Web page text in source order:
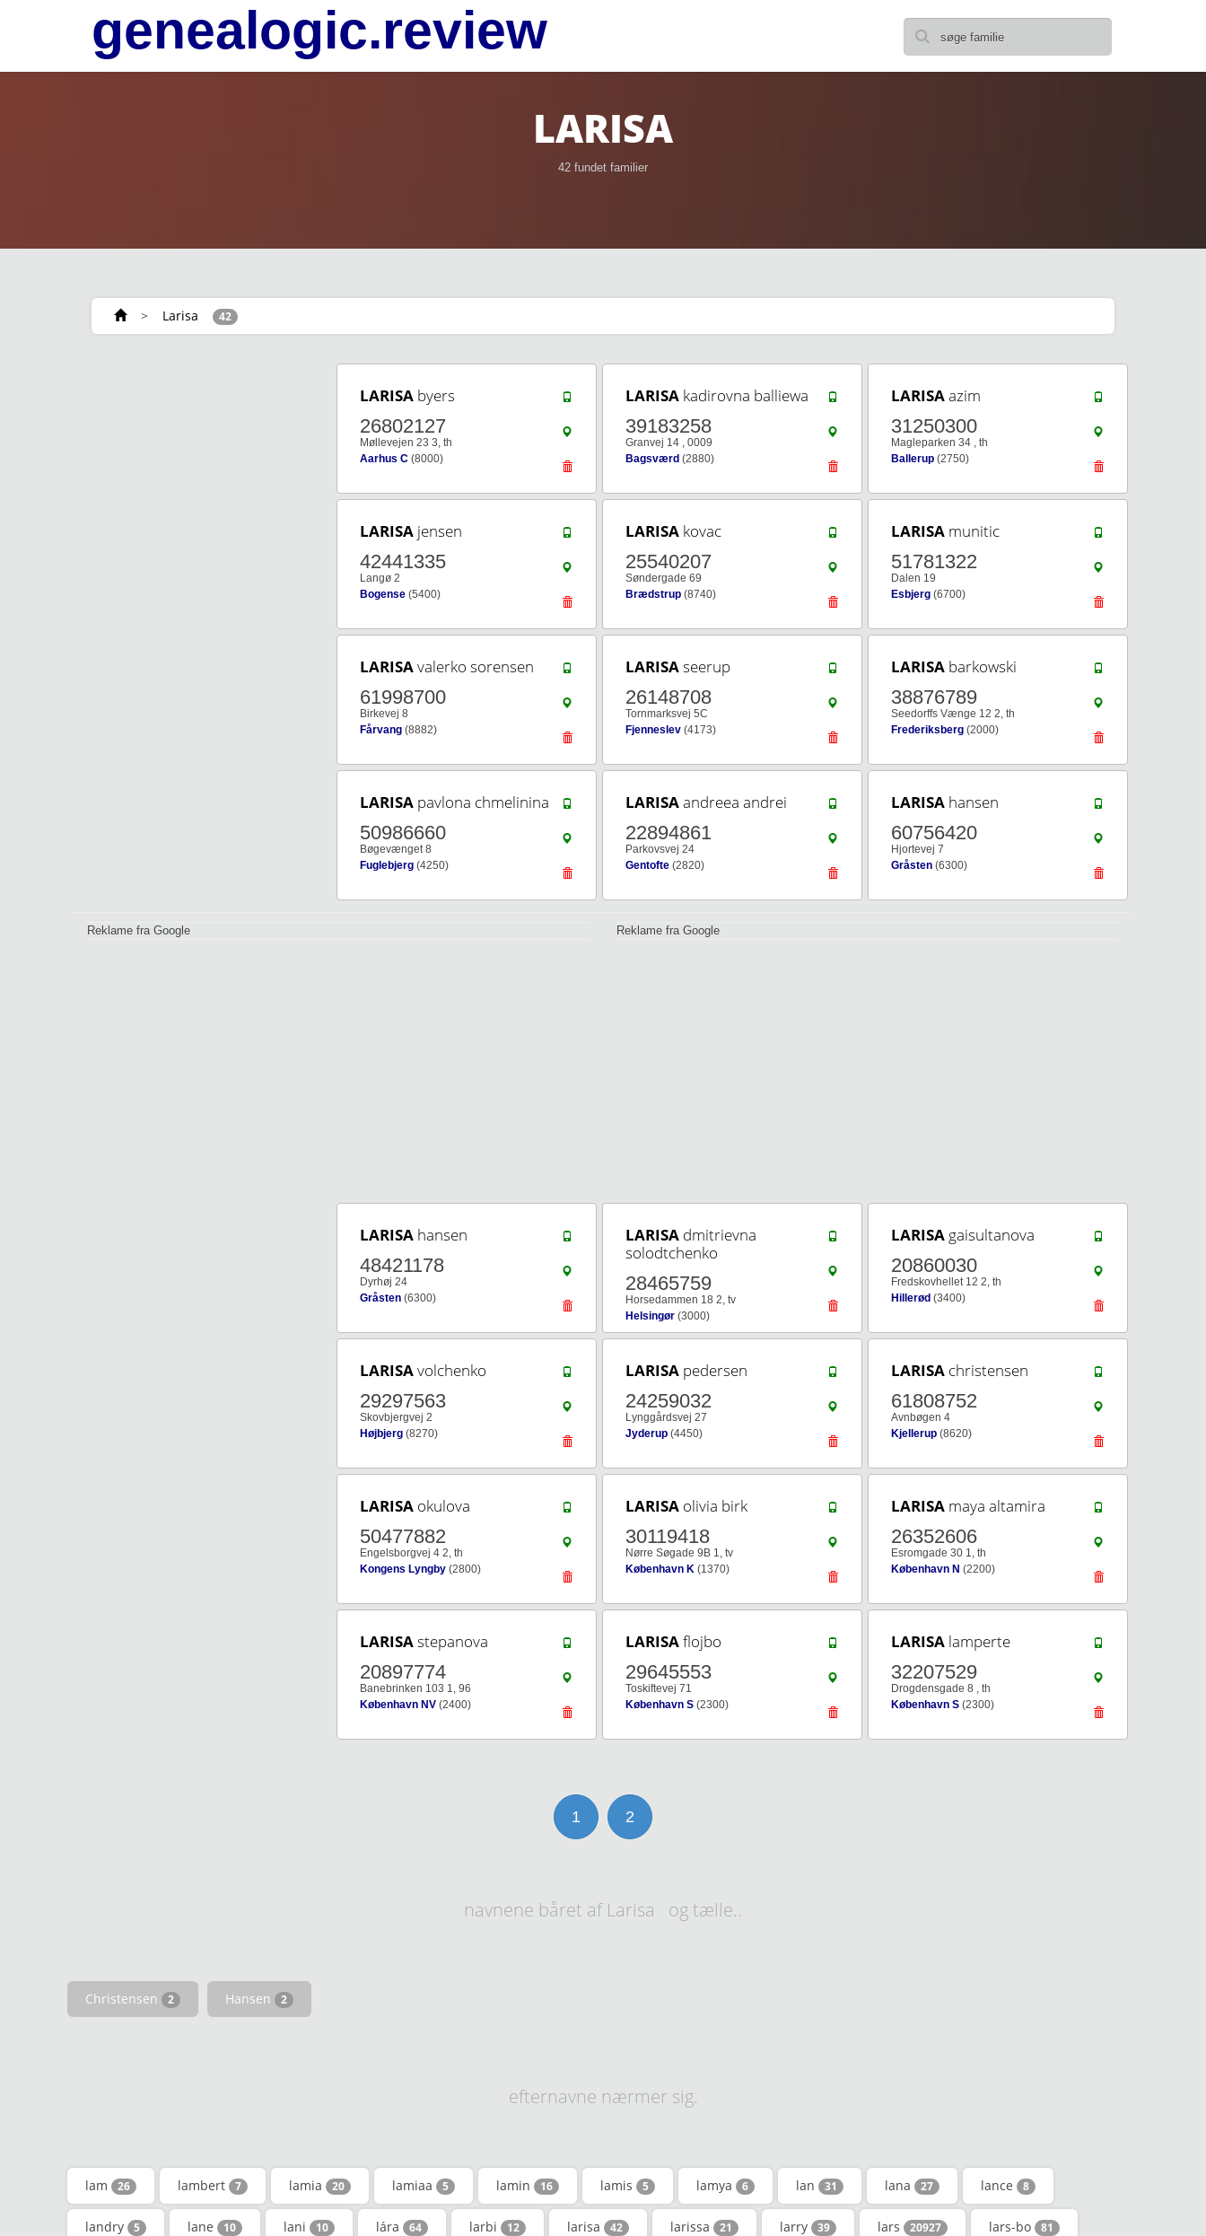
genealogic.review
LARISA
42 fundet familier
> Larisa 42
LARISA byers
26802127
Møllevejen 23 3, th
Aarhus C (8000)
LARISA kadirovna balliewa
39183258
Granvej 14 , 0009
Bagsværd (2880)
LARISAazim
31250300
Magleparken 34 , th
Ballerup (2750)
LARISA jensen
42441335
Langø 2
Bogense (5400)
LARISA kovac
25540207
Søndergade 69
Brædstrup (8740)
LARISA munitic
51781322
Dalen 19
Esbjerg (6700)
LARISAvalerko sorensen
61998700
Birkevej 8
Fårvang (8882)
LARISAseerup
26148708
Tornmarksvej 5C
Fjenneslev (4173)
LARISA barkowski
38876789
Seedorffs Vænge 12 2, th
Frederiksberg (2000)
LARISA pavlona chmelinina
50986660
Bøgevænget 8
Fuglebjerg (4250)
LARISAandreea andrei
22894861
Parkovsvej 24
Gentofte (2820)
LARISA hansen
60756420
Hjortevej 7
Gråsten (6300)
Reklame fra Google Reklame fra Google
LARISA hansen
48421178
Dyrhøj 24
Gråsten (6300)
LARISA dmitrievna
solodtchenko
28465759
Horsedammen 18 2, tv
Helsingør (3000)
LARISA gaisultanova
20860030
Fredskovhellet 12 2, th
Hillerød (3400)
LARISAvolchenko
29297563
Skovbjergvej 2
Højbjerg (8270)
LARISA pedersen
24259032
Lynggårdsvej 27
Jyderup (4450)
LARISA christensen
61808752
Avnbøgen 4
Kjellerup (8620)
LARISA okulova
50477882
Engelsborgvej 4 2, th
Kongens Lyngby (2800)
LARISA olivia birk
30119418
Nørre Søgade 9B 1, tv
København K (1370)
LARISA maya altamira
26352606
Esromgade 30 1, th
København N (2200)
LARISAstepanova
20897774
Banebrinken 103 1, 96
København NV (2400)
LARISAflojbo
29645553
Toskiftevej 71
København S (2300)
LARISA lamperte
32207529
Drogdensgade 8 , th
København S (2300)
1 2
navnene båret af Larisa og tælle..
Christensen 2 Hansen 2
efternavne nærmer sig.
lam 26 lambert 7 lamia 20 lamiaa 5 lamin 16 lamis 5 lamya 6 lan 31 lana 27 lance 8
landry 5 lane 10 lani 10 lára 64 larbi 12 larisa 42 larissa 21 larry 39 lars 20927 lars-bo 81